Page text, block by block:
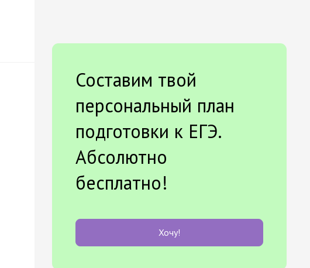
Составим твой
персональный план
подготовки к ЕГЭ.
Абсолютно
бесплатно!
Хочу!